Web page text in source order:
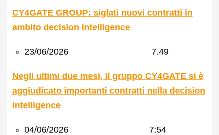
CY4GATE GROUP: siglati nuovi contratti in
ambito decision intelligence
23/06/2026 7.49
Negli ultimi due mesi, il gruppo CY4GATE si è
aggiudicato importanti contratti nella decision
intelligence
04/06/2026 7:54